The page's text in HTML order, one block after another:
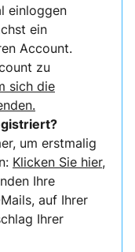
einloggen
ein
Account.
zu
sich die
um erstmalig
Klicken Sie hier,
Ihre
auf Ihrer
Ihrer